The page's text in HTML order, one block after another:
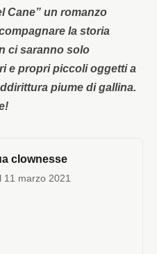
Cane” un romanzo
la storia
ci saranno solo
e propri piccoli oggetti a
piume di gallina.
clownesse
11 marzo 2021